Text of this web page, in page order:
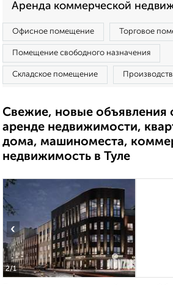
Аренда коммерческой
Офисное помещение Торговое
Помещение свободного назначения
Складское помещение
Свежие, новые объявления
аренде недвижимости,
дома, машиноместа,
недвижимость в Туле
2/1
‹